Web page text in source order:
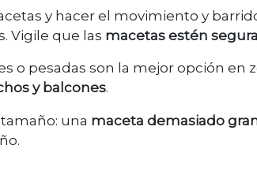
y hacer el movimiento y
Vigile que las macetas estén
o pesadas son la mejor opción en
y balcones.
una maceta demasiado